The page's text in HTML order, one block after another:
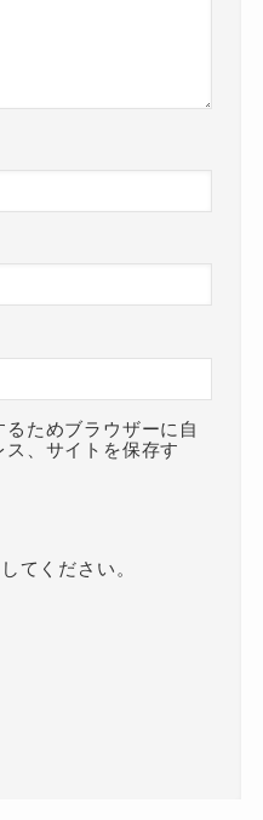
ためブラウザーに自
、サイトを保存す
てください。